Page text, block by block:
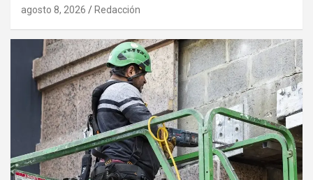
agosto 8, 2026 Redacción